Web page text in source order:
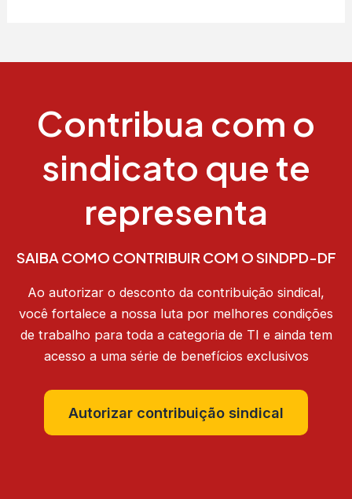
Contribua com o
sindicato que te
representa
SAIBA COMO CONTRIBUIR COM O SINDPD-DF
Ao autorizar o desconto da contribuição sindical,
você fortalece a nossa luta por melhores condições
de trabalho para toda a categoria de TI e ainda tem
acesso a uma série de benefícios exclusivos
Autorizar contribuição sindical